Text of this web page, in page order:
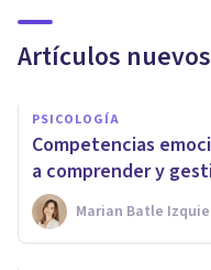
Artículos nuevos
PSICOLOGÍA
Competencias
a comprender y
Marian Batle